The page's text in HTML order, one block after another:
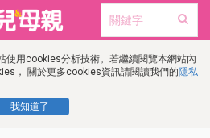
使用cookies分析技術。若繼續閱覽本網站內
， 關於更多cookies資訊請閱讀我們的隱私
我知道了